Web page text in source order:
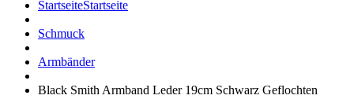
StartseiteStartseite
Schmuck
Armbänder
Black Smith Armband Leder 19cm Schwarz Geflochten